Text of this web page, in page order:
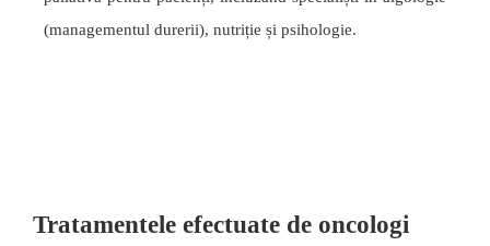
(managementul durerii), nutriție și psihologie.
Tratamentele efectuate de oncologi